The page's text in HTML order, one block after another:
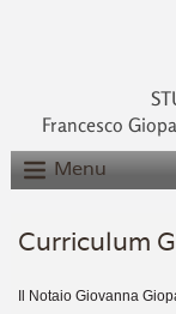
Francesco
Menu
Curriculum
Il Notaio Giovanna